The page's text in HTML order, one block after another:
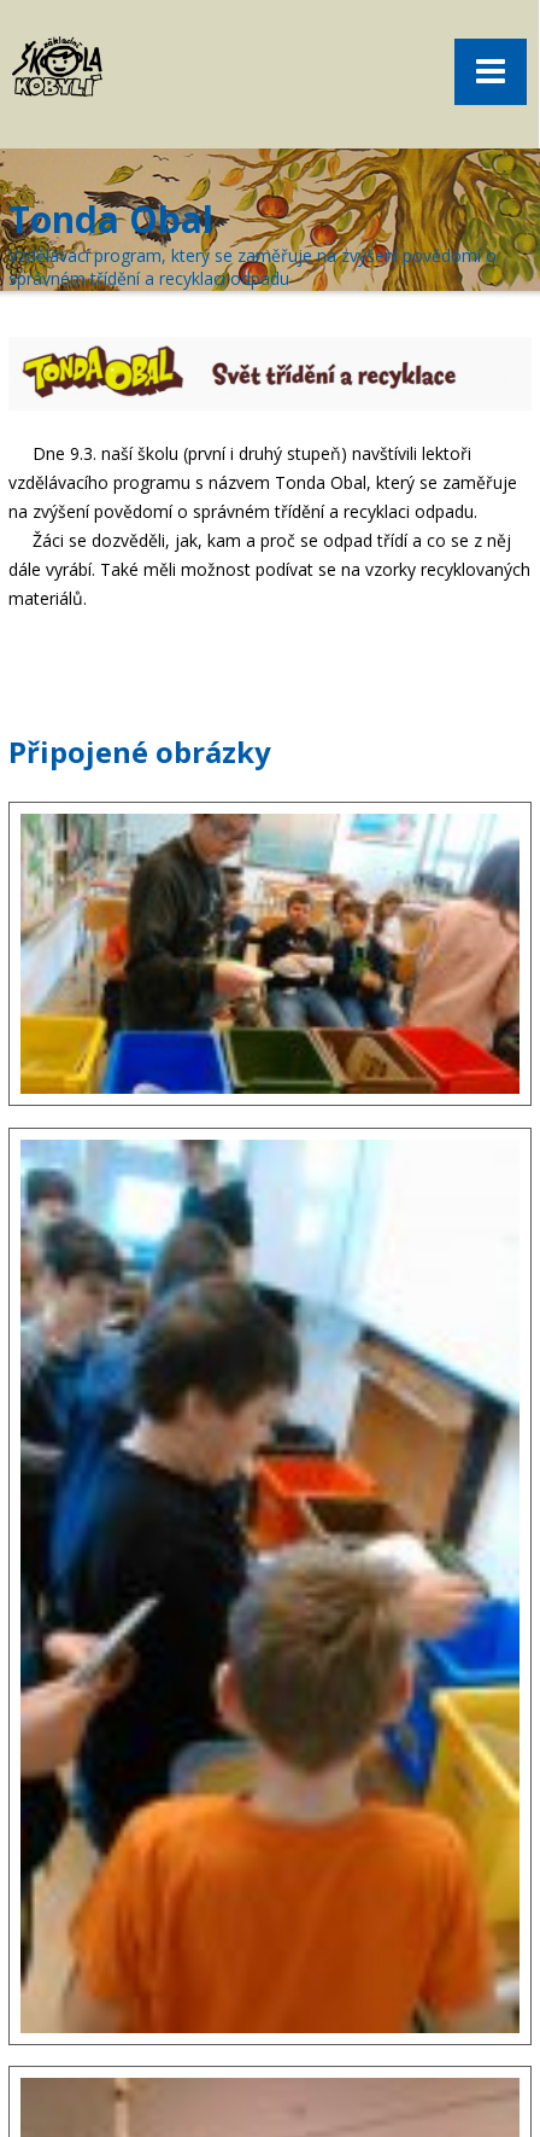
Aktuality
Volný čas
Kontakt
žákovská knížka
Menu
Tonda Obal
Vzdělávací program, který se zaměřuje na zvýšení povědomí o
správném třídění a recyklaci odpadu
Dne 9.3. naší školu (první i druhý stupeň) navštívili lektoři
vzdělávacího programu s názvem Tonda Obal, který se zaměřuje
na zvýšení povědomí o správném třídění a recyklaci odpadu.
Žáci se dozvěděli, jak, kam a proč se odpad třídí a co se z něj
dále vyrábí. Také měli možnost podívat se na vzorky recyklovaných
materiálů.
Připojené obrázky